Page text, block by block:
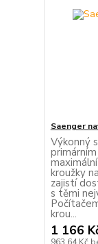
Saenger
Výkonný
kroužky
zajistí
s těmi
krou...
1 166
963,64 Kč